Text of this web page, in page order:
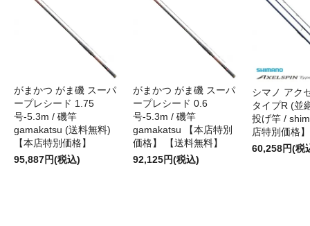
がまかつ がま磯 スーパ
ープレシード 1.75
号-5.3m / 磯竿
gamakatsu (送料無料)
【本店特別価格】
95,887円(税込)
がまかつ がま磯 スーパ
ープレシード 0.6
号-5.3m / 磯竿
gamakatsu 【本店特別
価格】 【送料無料】
92,125円(税込)
シマノ アク
タイプR (並
投げ竿 /
店特別価格】
60,258円(税